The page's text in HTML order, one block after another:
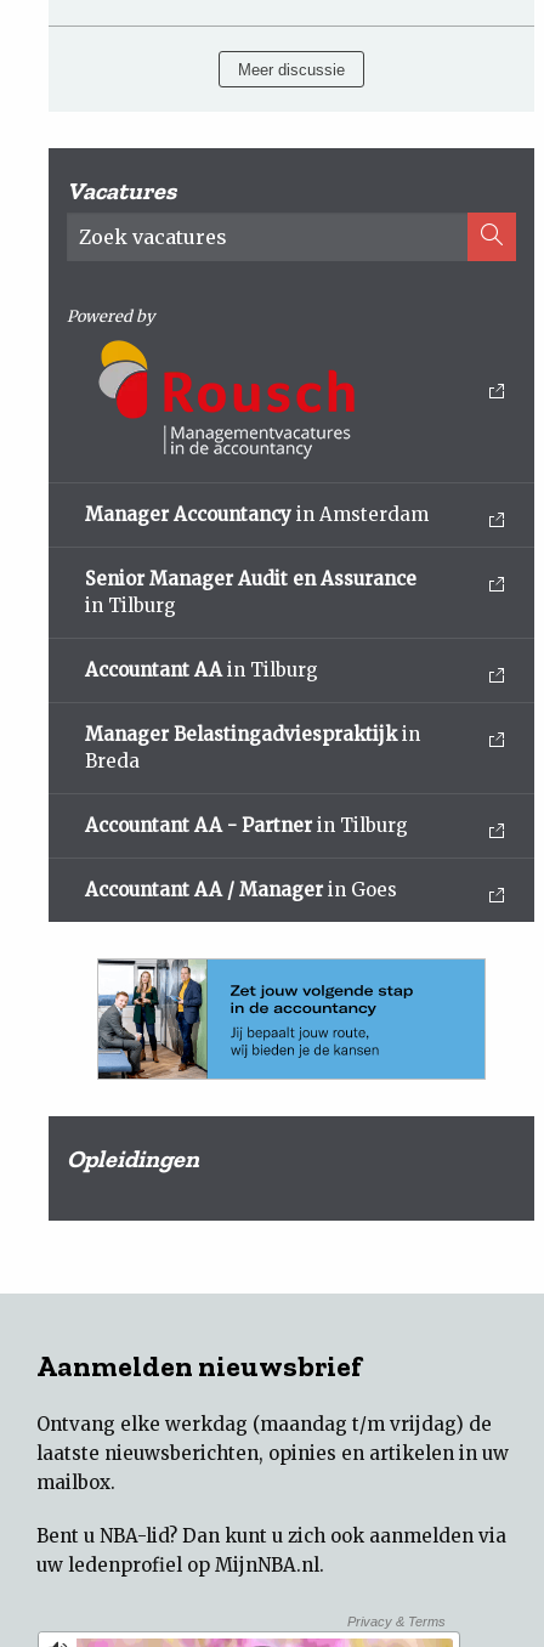
Meer discussie
Vacatures
Powered by
Manager Accountancy in Amsterdam
Senior Manager Audit en Assurance
in Tilburg
Accountant AA in Tilburg
Manager Belastingadviespraktijkin
Breda
Accountant AA - Partner in Tilburg
Accountant AA / Manager in Goes
Opleidingen
Aanmelden nieuwsbrief
Ontvang elke werkdag (maandag t/m vrijdag) de
laatste nieuwsberichten, opinies en artikelen in uw
mailbox.
Bent u NBA-lid? Dan kunt u zich ook aanmelden via
uw ledenprofiel op MijnNBA.nl.